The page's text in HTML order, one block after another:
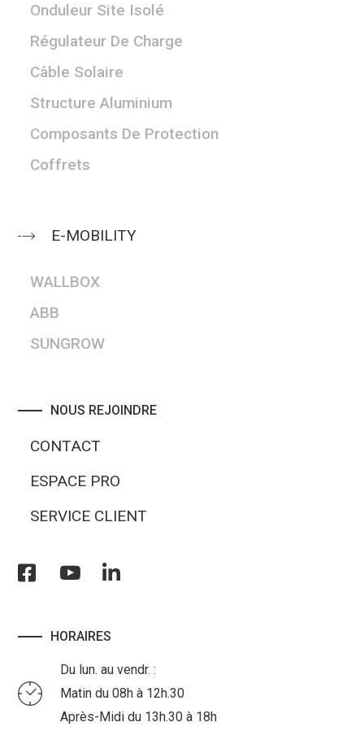
Onduleur Site Isolé
Régulateur De Charge
Câble Solaire
Structure Aluminium
Composants De Protection
Coffrets
E-MOBILITY
WALLBOX
ABB
SUNGROW
NOUS REJOINDRE
CONTACT
ESPACE PRO
SERVICE CLIENT
HORAIRES
Du lun. au vendr. :
Matin du 08h à 12h.30
Après-Midi du 13h.30 à 18h